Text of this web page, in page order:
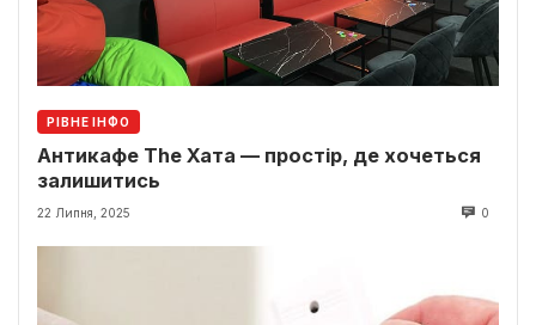
РІВНЕ ІНФО
Антикафе The Хата — простір, де хочеться
залишитись
22 Липня, 2025 0